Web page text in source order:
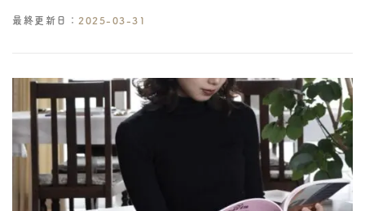
最終更新日： 2025-03-31